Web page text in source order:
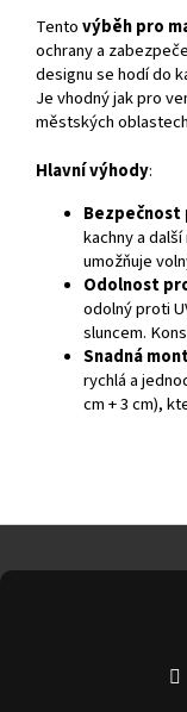
Tentovýběh pro
ochrany a
designu se hodí do
Je vhodný jak pro
městských
Hlavní výhody:
kachny a
umožňuje
Odolnost
odolný proti
sluncem.
Snadná
rychlá a
cm + 3 cm),
p